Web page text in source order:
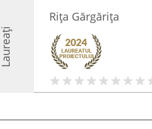
Laureați
Rița Gărgărița